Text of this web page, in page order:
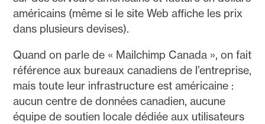
américains (même si le site Web affiche les prix
dans plusieurs devises).
Quand on parle de « Mailchimp Canada », on fait
référence aux bureaux canadiens de l’entreprise,
mais toute leur infrastructure est américaine :
aucun centre de données canadien, aucune
équipe de soutien locale dédiée aux utilisateurs